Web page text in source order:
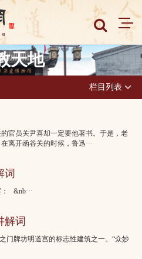
天地
栏目列表
官员关尹喜却一定要他著书。于是，老
离开函谷关的时候，鲁迅···
词
&nb···
解词
门牌坊明道宫的标志性建筑之一。“众妙